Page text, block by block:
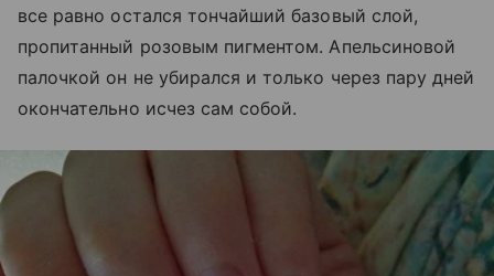
все равно остался тончайший базовый слой,
пропитанный розовым пигментом. Апельсиновой
палочкой он не убирался и только через пару дней
окончательно исчез сам собой.